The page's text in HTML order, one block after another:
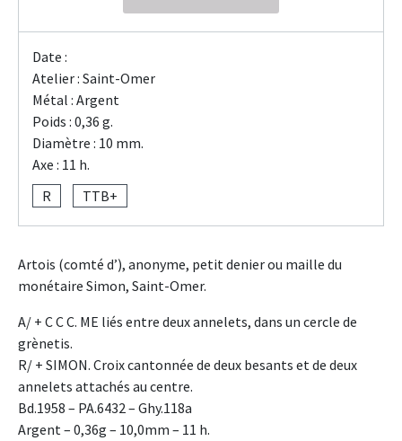
Date :
Atelier : Saint-Omer
Métal : Argent
Poids : 0,36 g.
Diamètre : 10 mm.
Axe : 11 h.
R
TTB+
Artois (comté d’), anonyme, petit denier ou maille du
monétaire Simon, Saint-Omer.
A/ + C C C. ME liés entre deux annelets, dans un cercle de
grènetis.
R/ + SIMON. Croix cantonnée de deux besants et de deux
annelets attachés au centre.
Bd.1958 – PA.6432 – Ghy.118a
Argent – 0,36g – 10,0mm – 11 h.